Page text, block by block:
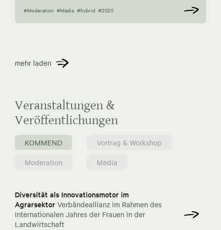
#Moderation #Media #hybrid #2020
mehr laden
Veranstaltungen &
Veröffentlichungen
KOMMEND
Vortrag & Workshop
Moderation
Media
Diversität als Innovationsmotor im
Agrarsektor Verbändeallianz im Rahmen des
Internationalen Jahres der Frauen in der
Landwirtschaft